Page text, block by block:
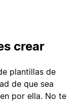
crear
plantillas de
de que sea
por ella. No te